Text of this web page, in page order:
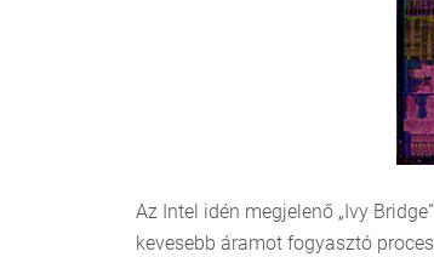
Az Intel idén megjelenő „Ivy
kevesebb áramot fogyasztó